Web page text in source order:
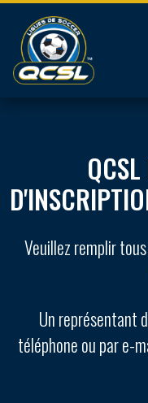
Veuillez remplir
Un représentant
téléphone ou par e-